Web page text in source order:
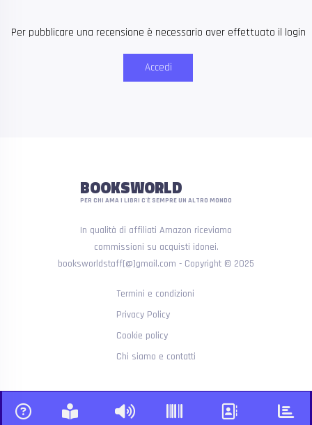
Per pubblicare una recensione è necessario aver effettuato il login
Accedi
BOOKSWORLD
PER CHI AMA I LIBRI C'È SEMPRE UN ALTRO MONDO
In qualità di affiliati Amazon riceviamo
commissioni su acquisti idonei.
booksworldstaff[@]gmail.com - Copyright © 2025
Termini e condizioni
Privacy Policy
Cookie policy
Chi siamo e contatti